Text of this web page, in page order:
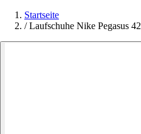
Startseite
/ Laufschuhe Nike Pegasus 42